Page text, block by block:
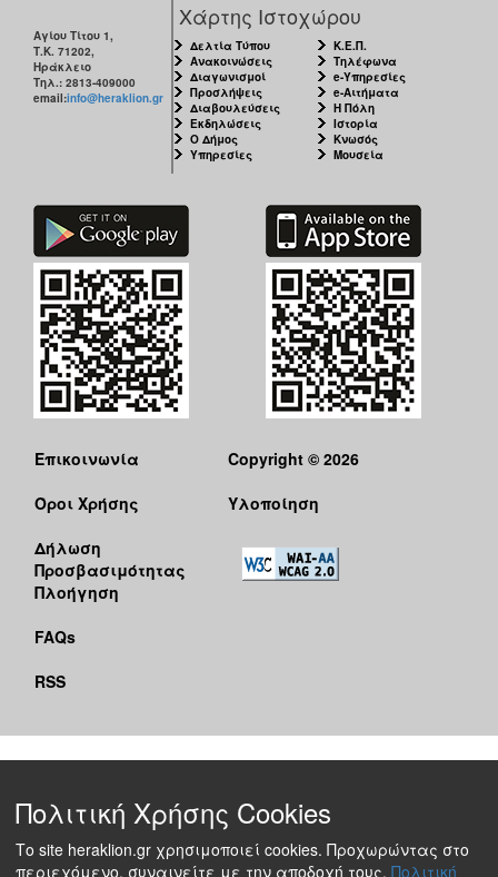
Αγίου Τίτου 1,
Τ.Κ. 71202,
Ηράκλειο
Τηλ.: 2813-409000
email:info@heraklion.gr
Χάρτης Ιστοχώρου
Δελτία Τύπου
Ανακοινώσεις
Διαγωνισμοί
Προσλήψεις
Διαβουλεύσεις
Εκδηλώσεις
Ο Δήμος
Υπηρεσίες
Κ.Ε.Π.
Τηλέφωνα
e-Υπηρεσίες
e-Αιτήματα
Η Πόλη
Ιστορία
Κνωσός
Μουσεία
Επικοινωνία
Όροι Χρήσης
Δήλωση
Προσβασιμότητας
Πλοήγηση
FAQs
RSS
Copyright © 2026
Υλοποίηση
Πολιτική Χρήσης Cookies
Το site heraklion.gr χρησιμοποιεί cookies. Προχωρώντας στο
περιεχόμενο, συναινείτε με την αποδοχή τους. Πολιτική